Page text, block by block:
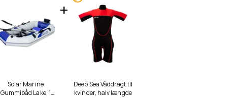
Solar Marine
Gummibåd Lake, 1
Deep Sea Våddragt til
kvinder, halv længde